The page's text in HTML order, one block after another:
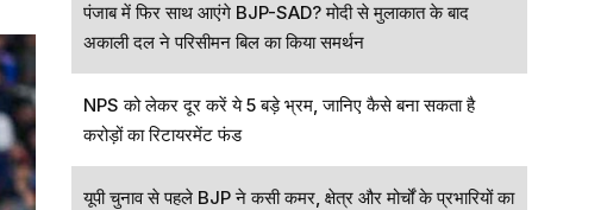
पंजाब में फिर साथ आएंगे BJP-SAD? मोदी से मुलाकात के बाद
अकाली दल ने परिसीमन बिल का किया समर्थन
NPS को लेकर दूर करें ये 5 बड़े भ्रम, जानिए कैसे बना सकता है
करोड़ों का रिटायरमेंट फंड
यूपी चुनाव से पहले BJP ने कसी कमर, क्षेत्र और मोर्चों के प्रभारियों का